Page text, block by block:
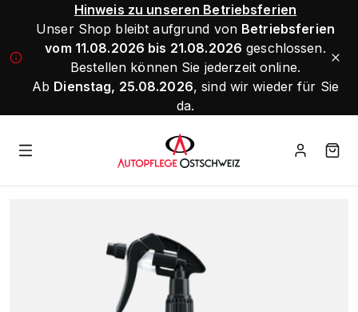
Hinweis zu unseren Betriebsferien
Unser Shop bleibt aufgrund von Betriebsferien
vom 11.08.2026 bis 21.08.2026 geschlossen.
Bestellen können Sie jederzeit online.
Ab Dienstag, 25.08.2026, sind wir wieder für Sie
da.